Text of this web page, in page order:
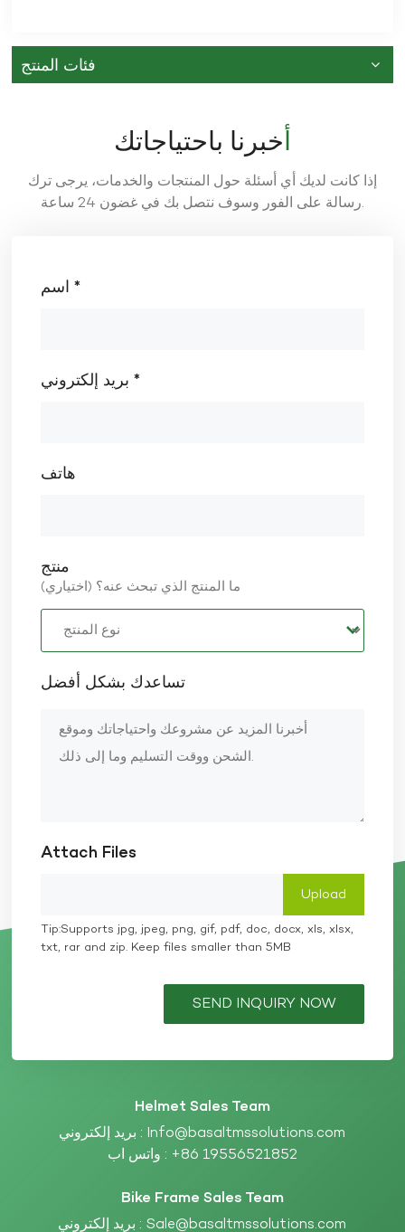
فئات المنتج
أخبرنا باحتياجاتك
إذا كانت لديك أي أسئلة حول المنتجات والخدمات، يرجى ترك
رسالة على الفور وسوف نتصل بك في غضون 24 ساعة.
اسم *
بريد إلكتروني *
هاتف
منتج
ما المنتج الذي تبحث عنه؟ (اختياري)
تساعدك بشكل أفضل
Attach Files
Tip:Supports jpg, jpeg, png, gif, pdf, doc, docx, xls, xlsx,
txt, rar and zip. Keep files smaller than 5MB
SEND INQUIRY NOW
Helmet Sales Team
بريد إلكتروني : Info@basaltmssolutions.com
واتس اب : +86 19556521852
Bike Frame Sales Team
بريد إلكتروني : Sale@basaltmssolutions.com